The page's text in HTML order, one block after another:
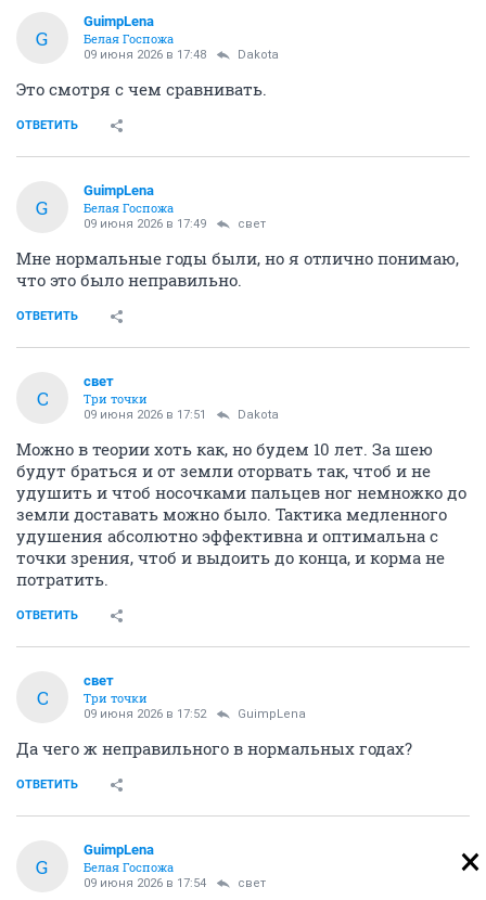
G
GuimpLena
Белая Госпожа
09 июня 2026 в 17:48 Dаkota
Это смотря с чем сравнивать.
ОТВЕТИТЬ
G
GuimpLena
Белая Госпожа
09 июня 2026 в 17:49 свет
Мне нормальные годы были, но я отлично понимаю,
что это было неправильно.
ОТВЕТИТЬ
С
свет
Три точки
09 июня 2026 в 17:51 Dаkota
Можно в теории хоть как, но будем 10 лет. За шею
будут браться и от земли оторвать так, чтоб и не
удушить и чтоб носочками пальцев ног немножко до
земли доставать можно было. Тактика медленного
удушения абсолютно эффективна и оптимальна с
точки зрения, чтоб и выдоить до конца, и корма не
потратить.
ОТВЕТИТЬ
С
свет
Три точки
09 июня 2026 в 17:52 GuimpLena
Да чего ж неправильного в нормальных годах?
ОТВЕТИТЬ
G
GuimpLena
Белая Госпожа
09 июня 2026 в 17:54 свет